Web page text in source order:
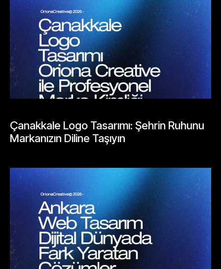
Çanakkale Logo Tasarımı: Şehrin Ruhunu
Markanızın Diline Taşıyın